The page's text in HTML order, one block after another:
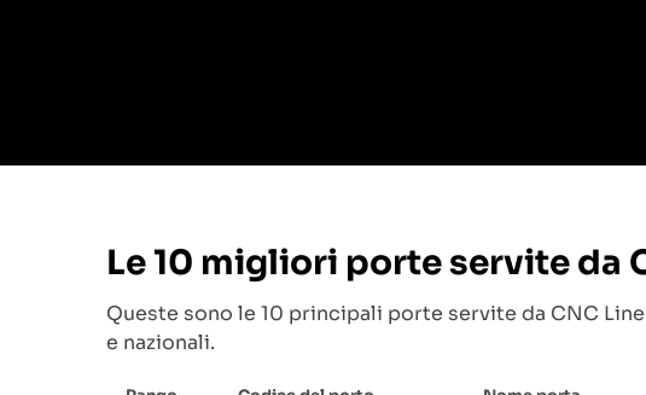
Le 10 migliori porte servite da
Queste sono le 10 principali porte servite da CNC
e nazionali.